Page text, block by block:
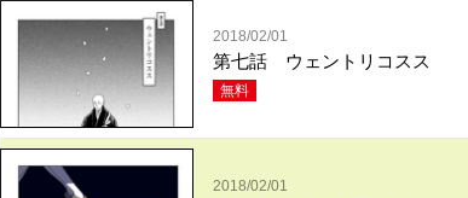
2018/02/01
第七話 ウェントリコスス
無料
2018/02/01